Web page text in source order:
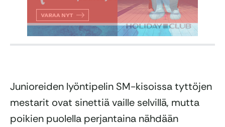
Junioreiden lyöntipelin SM-kisoissa tyttöjen
mestarit ovat sinettiä vaille selvillä, mutta
poikien puolella perjantaina nähdään